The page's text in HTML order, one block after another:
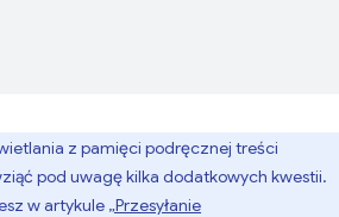
z pamięci podręcznej treści
pod uwagę kilka dodatkowych kwestii.
w artykule „Przesyłanie